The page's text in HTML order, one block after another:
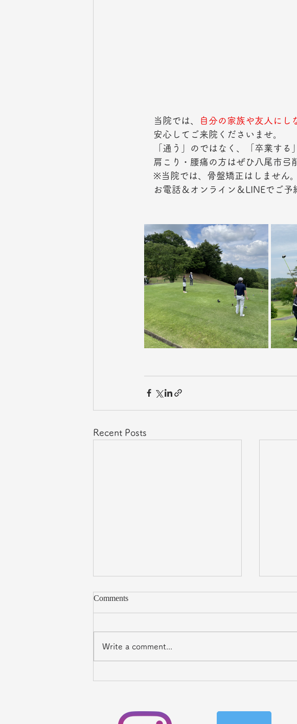
当院では、
自分の家族や友人にし
安心してご来院くださいませ。
「通う」のではなく、「卒業す
肩こり・腰痛の方はぜひ八尾市弓
※当院では、骨盤矯正はしません
お電話＆オンライン＆LINEでご予
Recent Posts
Comments
Write a comment...